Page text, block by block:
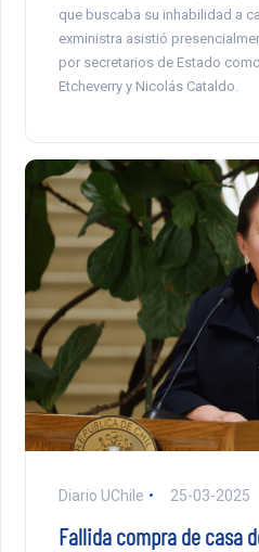
que buscaba su inhabilidad a
exministra asistió
por secretarios de Estado
Etcheverry y Nicolás Cataldo.
Diario UChile 25-03-2025
Fallida compra de casa